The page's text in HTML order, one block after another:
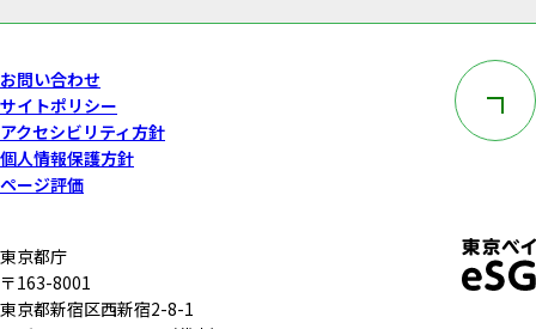
お問い合わせ
サイトポリシー
アクセシビリティ方針
個人情報保護方針
ページ評価
このペー
東京都庁
〒163-8001
東京都新宿区西新宿2-8-1